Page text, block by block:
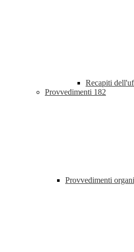
Recapiti
Provvedimenti 182
Provvedimenti